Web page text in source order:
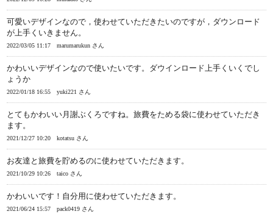
可愛いデザインなので，使わせていただきたいのですが，ダウンロード
が上手くいきません。
2022/03/05 11:17 marumarukun さん
かわいいデザインなので使いたいです。ダウインロード上手くいくでし
ょうか
2022/01/18 16:55 yuki221 さん
とてもかわいい月謝ぶくろですね。旅費をためる袋に使わせていただき
ます。
2021/12/27 10:20 kotatsu さん
お友達と旅費を貯めるのに使わせていただきます。
2021/10/29 10:26 taico さん
かわいいです！自分用に使わせていただきます。
2021/06/24 15:57 pack0419 さん